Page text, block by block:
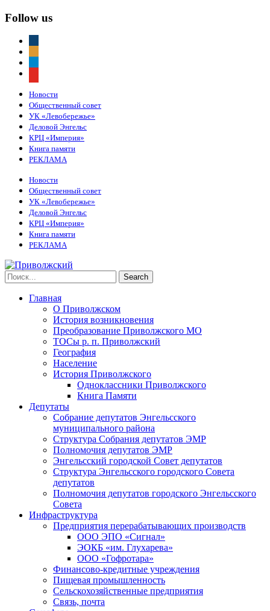
Follow us
Новости
Общественный совет
УК «Левобережье»
Деловой Энгельс
КРЦ «Империя»
Книга памяти
РЕКЛАМА
Новости
Общественный совет
УК «Левобережье»
Деловой Энгельс
КРЦ «Империя»
Книга памяти
РЕКЛАМА
Главная
О Приволжском
История возникновения
Преобразование Приволжского МО
ТОСы р. п. Приволжский
География
Население
История Приволжского
Одноклассники Приволжского
Книга Памяти
Депутаты
Собрание депутатов Энгельсского
муниципального района
Структура Собрания депутатов ЭМР
Полномочия депутатов ЭМР
Энгельсский городской Совет депутатов
Структура Энгельсского городского Совета
депутатов
Полномочия депутатов городского Энгельсского
Совета
Инфраструктура
Предприятия перерабатывающих производств
ООО ЭПО «Сигнал»
ЭОКБ «им. Глухарева»
ООО «Гофротара»
Финансово-кредитные учреждения
Пищевая промышленность
Сельскохозяйственные предприятия
Связь, почта